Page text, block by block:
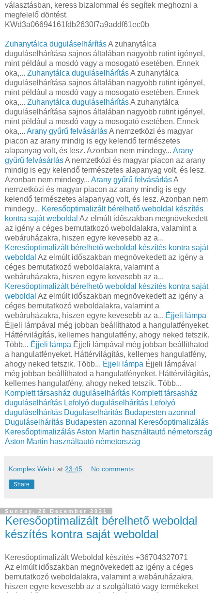
választásban, keress bizalommal és segítek meghozni a
megfelelő döntést.
KWd3a06694161fdb2630f7a9addf61ec0b
Zuhanytálca duguláselhárításA zuhanytálca
duguláselhárítása sajnos általában nagyobb rutint igényel,
mint például a mosdó vagy a mosogató esetében. Ennek
oka,... Zuhanytálca duguláselhárításA zuhanytálca
duguláselhárítása sajnos általában nagyobb rutint igényel,
mint például a mosdó vagy a mosogató esetében. Ennek
oka,... Zuhanytálca duguláselhárításA zuhanytálca
duguláselhárítása sajnos általában nagyobb rutint igényel,
mint például a mosdó vagy a mosogató esetében. Ennek
oka,... Arany gyűrű felvásárlásA nemzetközi és magyar
piacon az arany mindig is egy kelendő természetes
alapanyag volt, és lesz. Azonban nem mindegy... Arany
gyűrű felvásárlásA nemzetközi és magyar piacon az arany
mindig is egy kelendő természetes alapanyag volt, és lesz.
Azonban nem mindegy... Arany gyűrű felvásárlásA
nemzetközi és magyar piacon az arany mindig is egy
kelendő természetes alapanyag volt, és lesz. Azonban nem
mindegy... Keresőoptimalizált bérelhető weboldal készítés
kontra saját weboldal Az elmúlt időszakban megnövekedett
az igény a céges bemutatkozó weboldalakra, valamint a
webáruházakra, hiszen egyre kevesebb az a...
Keresőoptimalizált bérelhető weboldal készítés kontra saját
weboldal Az elmúlt időszakban megnövekedett az igény a
céges bemutatkozó weboldalakra, valamint a
webáruházakra, hiszen egyre kevesebb az a...
Keresőoptimalizált bérelhető weboldal készítés kontra saját
weboldal Az elmúlt időszakban megnövekedett az igény a
céges bemutatkozó weboldalakra, valamint a
webáruházakra, hiszen egyre kevesebb az a... Éjjeli lámpa
Éjjeli lámpával még jobban beállíthatod a hangulatfényeket.
Háttérvilágítás, kellemes hangulatfény, ahogy neked tetszik.
Több... Éjjeli lámpa Éjjeli lámpával még jobban beállíthatod
a hangulatfényeket. Háttérvilágítás, kellemes hangulatfény,
ahogy neked tetszik. Több... Éjjeli lámpa Éjjeli lámpával
még jobban beállíthatod a hangulatfényeket. Háttérvilágítás,
kellemes hangulatfény, ahogy neked tetszik. Több...
Komplett társasház duguláselhárítás Komplett társasház
duguláselhárítás Lefolyó duguláselhárítás Lefolyó
duguláselhárítás Duguláselhárítás Budapesten azonnal
Duguláselhárítás Budapesten azonnal
Keresőoptimalizálás
KeresőoptimalizálásAston Martin használtautó németország
Aston Martin használtautó németország
Komplex Web+ at 23:45 No comments:
Share
Sunday, 26 December 2021
Keresőoptimalizált bérelhető weboldal
készítés kontra saját weboldal
Keresőoptimalizált Weboldal készítés +36704327071
Az elmúlt időszakban megnövekedett az igény a céges
bemutatkozó weboldalakra, valamint a webáruházakra,
hiszen egyre kevesebb az a szolgáltató vagy termékeket